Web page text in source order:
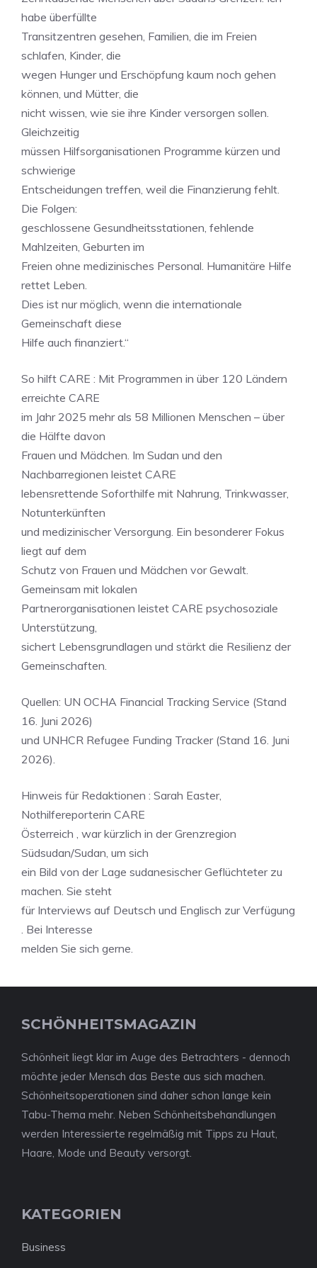
habe überfüllte
Transitzentren gesehen, Familien, die im Freien
schlafen, Kinder, die
wegen Hunger und Erschöpfung kaum noch gehen
können, und Mütter, die
nicht wissen, wie sie ihre Kinder versorgen sollen.
Gleichzeitig
müssen Hilfsorganisationen Programme kürzen und
schwierige
Entscheidungen treffen, weil die Finanzierung fehlt.
Die Folgen:
geschlossene Gesundheitsstationen, fehlende
Mahlzeiten, Geburten im
Freien ohne medizinisches Personal. Humanitäre Hilfe
rettet Leben.
Dies ist nur möglich, wenn die internationale
Gemeinschaft diese
Hilfe auch finanziert.“
So hilft CARE : Mit Programmen in über 120 Ländern
erreichte CARE
im Jahr 2025 mehr als 58 Millionen Menschen – über
die Hälfte davon
Frauen und Mädchen. Im Sudan und den
Nachbarregionen leistet CARE
lebensrettende Soforthilfe mit Nahrung, Trinkwasser,
Notunterkünften
und medizinischer Versorgung. Ein besonderer Fokus
liegt auf dem
Schutz von Frauen und Mädchen vor Gewalt.
Gemeinsam mit lokalen
Partnerorganisationen leistet CARE psychosoziale
Unterstützung,
sichert Lebensgrundlagen und stärkt die Resilienz der
Gemeinschaften.
Quellen: UN OCHA Financial Tracking Service (Stand
16. Juni 2026)
und UNHCR Refugee Funding Tracker (Stand 16. Juni
2026).
Hinweis für Redaktionen : Sarah Easter,
Nothilfereporterin CARE
Österreich , war kürzlich in der Grenzregion
Südsudan/Sudan, um sich
ein Bild von der Lage sudanesischer Geflüchteter zu
machen. Sie steht
für Interviews auf Deutsch und Englisch zur Verfügung
. Bei Interesse
melden Sie sich gerne.
SCHÖNHEITSMAGAZIN
Schönheit liegt klar im Auge des Betrachters - dennoch
möchte jeder Mensch das Beste aus sich machen.
Schönheitsoperationen sind daher schon lange kein
Tabu-Thema mehr. Neben Schönheitsbehandlungen
werden Interessierte regelmäßig mit Tipps zu Haut,
Haare, Mode und Beauty versorgt.
KATEGORIEN
Business